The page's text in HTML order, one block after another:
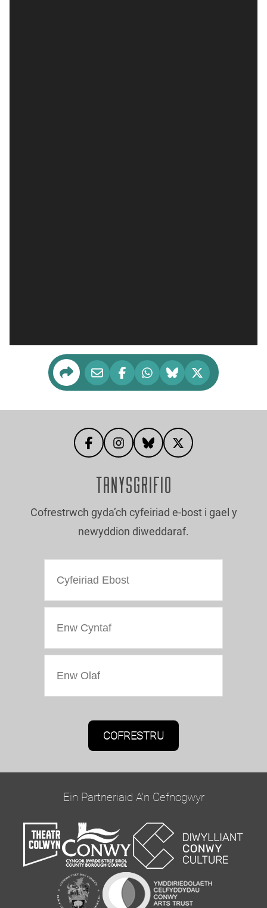
TANYSGRIFIO
Cofrestrwch gyda’ch cyfeiriad e-bost i gael y
newyddion diweddaraf.
Caniatâd Marchnata
Bydd Oriel Colwyn yn defnyddio'r wybodaeth a
Cadarnhewch yr hoffech glywed gennym trwy e-
bost trwy dicio'r blwch isod:
Ebost
Gallwch newid eich meddwl unrhyw bryd drwy
glicio ar y ddolen dad-danysgrifio yn nhroedyn
Ein Partneriaid A'n Cefnogwyr